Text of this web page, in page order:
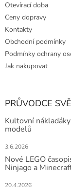
Otevírací doba
Ceny dopravy
Kontakty
Obchodní podmínky
Podmínky ochrany
Jak nakupovat
PRŮVODCE
Kultovní
modelů
3.6.2026
Nové LEGO
Ninjago a
20.4.2026